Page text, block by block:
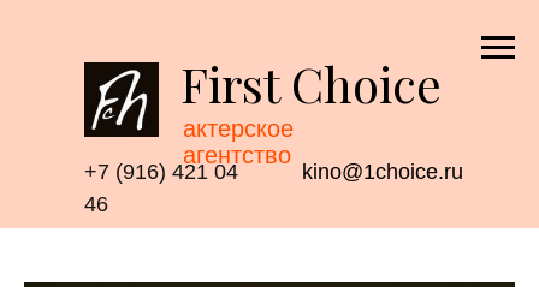
актерское
агентство
First Choice
+7 (916) 421 04
46
kino@1choice.ru